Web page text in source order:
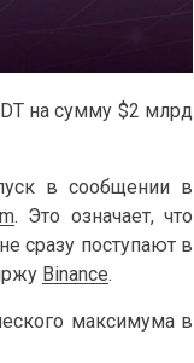
на сумму $2 млрд
в сообщении в
. Это означает, что
сразу поступают в
Binance.
максимума в